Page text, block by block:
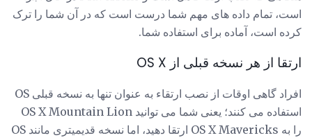
است، تمام داده های مهم شما درست است که در آن شما را ترک
کرده است، آماده برای استفاده شما.
ارتقا از هر نسخه قبلی از OS X
افراد گاهی اوقات از نصب ارتقاء به عنوان تنها به نسخه قبلی OS
استفاده می کنند؛ یعنی شما می توانید OS X Mountain Lion
را به OS X Mavericks ارتقا دهید، اما نسخه قدیمیتری مانند OS